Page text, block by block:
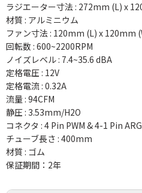
ラジエーター寸法 : 272mm (L) x
材質 : アルミニウム
ファン寸法 : 120mm (L) x 120mm
回転数 : 600~2200RPM
ノイズレベル : 7.4~35.6 dBA
定格電圧 : 12V
定格電流 : 0.32A
流量 : 94CFM
静圧 : 3.53mm/H2O
コネクタ : 4 Pin PWM & 4-1 Pin
チューブ長さ : 400mm
材質 : ゴム
保証期間：2年